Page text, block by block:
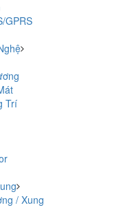
GPRS
Trí
/ Xung